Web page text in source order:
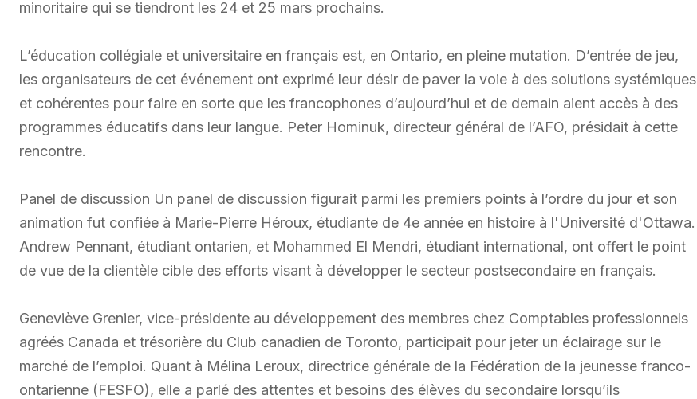
minoritaire qui se tiendront les 24 et 25 mars prochains.
L’éducation collégiale et universitaire en français est, en Ontario, en pleine mutation. D’entrée de jeu,
les organisateurs de cet événement ont exprimé leur désir de paver la voie à des solutions systémiques
et cohérentes pour faire en sorte que les francophones d’aujourd’hui et de demain aient accès à des
programmes éducatifs dans leur langue. Peter Hominuk, directeur général de l’AFO, présidait à cette
rencontre.
Panel de discussion Un panel de discussion figurait parmi les premiers points à l’ordre du jour et son
animation fut confiée à Marie-Pierre Héroux, étudiante de 4e année en histoire à l'Université d'Ottawa.
Andrew Pennant, étudiant ontarien, et Mohammed El Mendri, étudiant international, ont offert le point
de vue de la clientèle cible des efforts visant à développer le secteur postsecondaire en français.
Geneviève Grenier, vice-présidente au développement des membres chez Comptables professionnels
agréés Canada et trésorière du Club canadien de Toronto, participait pour jeter un éclairage sur le
marché de l’emploi. Quant à Mélina Leroux, directrice générale de la Fédération de la jeunesse franco-
ontarienne (FESFO), elle a parlé des attentes et besoins des élèves du secondaire lorsqu’ils